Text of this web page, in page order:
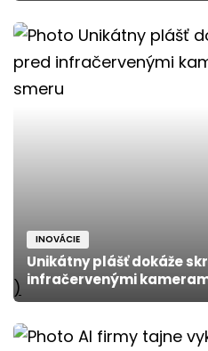
)
INOVÁCIE
Unikátny plášť dokáže
infračervenými